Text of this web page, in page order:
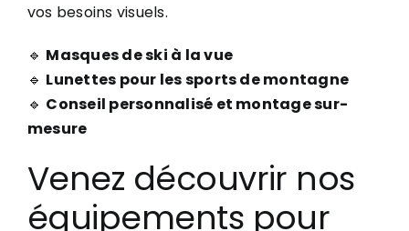
vos besoins visuels.
🔹 Masques de ski à la vue
🔹 Lunettes pour les sports de montagne
🔹 Conseil personnalisé et montage sur-
mesure
Venez découvrir nos
équipements pour